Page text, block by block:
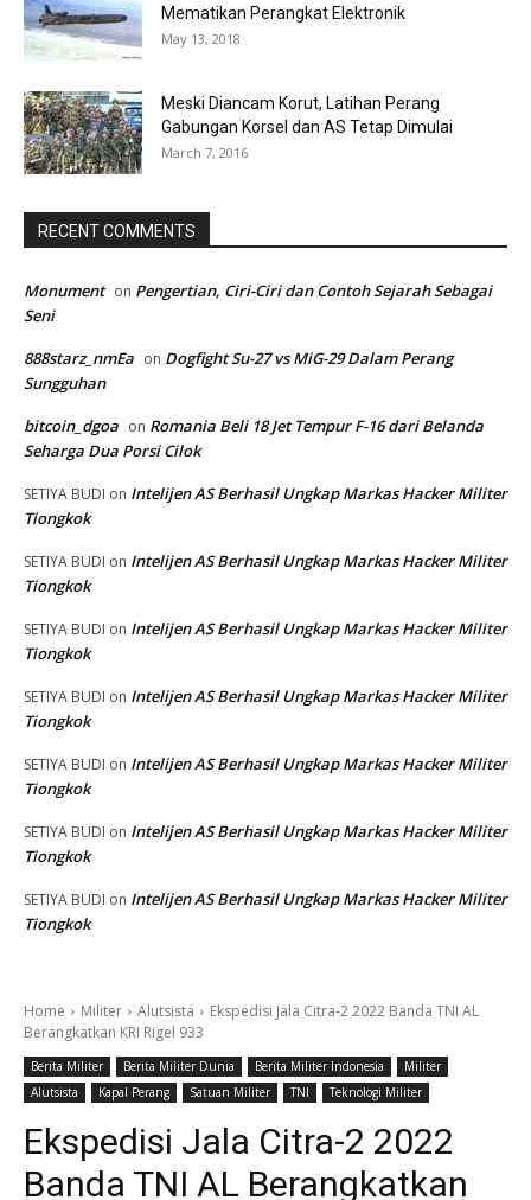
Mematikan Perangkat Elektronik
May 13, 2018
Meski Diancam Korut, Latihan Perang
Gabungan Korsel dan AS Tetap Dimulai
March 7, 2016
RECENT COMMENTS
Monument on Pengertian, Ciri-Ciri dan Contoh Sejarah Sebagai
Seni
888starz_nmEa on Dogfight Su-27 vs MiG-29 Dalam Perang
Sungguhan
bitcoin_dgoa on Romania Beli 18 Jet Tempur F-16 dari Belanda
Seharga Dua Porsi Cilok
SETIYA BUDI on Intelijen AS Berhasil Ungkap Markas Hacker Militer
Tiongkok
SETIYA BUDI on Intelijen AS Berhasil Ungkap Markas Hacker Militer
Tiongkok
SETIYA BUDI on Intelijen AS Berhasil Ungkap Markas Hacker Militer
Tiongkok
SETIYA BUDI on Intelijen AS Berhasil Ungkap Markas Hacker Militer
Tiongkok
SETIYA BUDI on Intelijen AS Berhasil Ungkap Markas Hacker Militer
Tiongkok
SETIYA BUDI on Intelijen AS Berhasil Ungkap Markas Hacker Militer
Tiongkok
SETIYA BUDI on Intelijen AS Berhasil Ungkap Markas Hacker Militer
Tiongkok